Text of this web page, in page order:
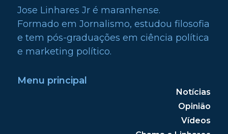
Jose Linhares Jr é maranhense.
Formado em Jornalismo, estudou filosofia
e tem pós-graduações em ciência política
e marketing político.
Menu principal
Notícias
Opinião
Vídeos